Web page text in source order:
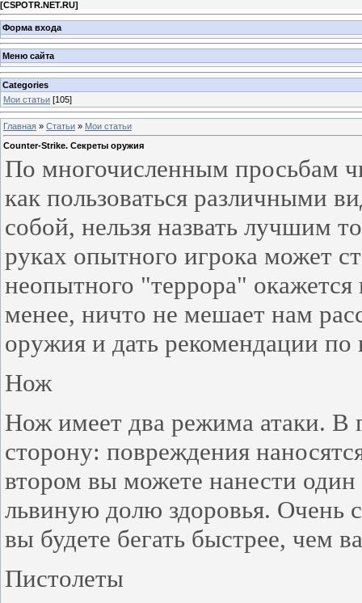
[CSPOTR.NET.RU]
Форма входа
Меню сайта
Categories
Мои статьи [105]
Главная » Статьи » Мои статьи
Counter-Strike. Секреты оружия
По многочисленным просьбам
как пользоваться различными
собой, нельзя назвать лучшим
руках опытного игрока может
неопытного "террора"
менее, ничто не мешает нам
оружия и дать рекомендации
Нож
Нож имеет два режима атаки.
сторону: повреждения
втором вы можете нанести
львиную долю здоровья. Очень
вы будете бегать быстрее, чем
Пистолеты